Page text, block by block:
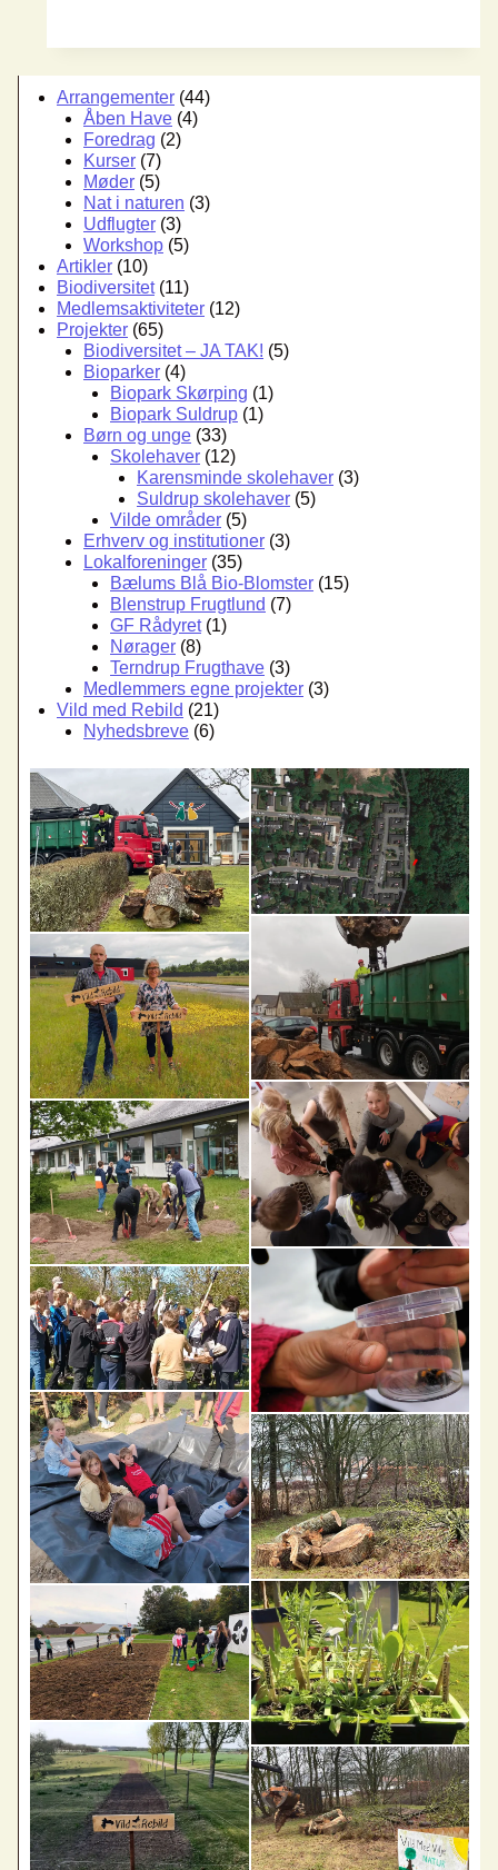
Brunholm
Arrangementer (44)
Åben Have (4)
Foredrag (2)
Kurser (7)
Møder (5)
Nat i naturen (3)
Udflugter (3)
Workshop (5)
Artikler (10)
Biodiversitet(11)
Medlemsaktiviteter (12)
Projekter (65)
Biodiversitet – JA TAK! (5)
Bioparker (4)
Biopark Skørping (1)
Biopark Suldrup (1)
Børn og unge (33)
Skolehaver (12)
Karensminde skolehaver (3)
Suldrup skolehaver (5)
Vilde områder (5)
Erhverv og institutioner (3)
Lokalforeninger (35)
Bælums Blå Bio-Blomster (15)
Blenstrup Frugtlund (7)
GF Rådyret(1)
Nørager (8)
Terndrup Frugthave (3)
Medlemmers egne projekter (3)
Vild med Rebild (21)
Nyhedsbreve (6)